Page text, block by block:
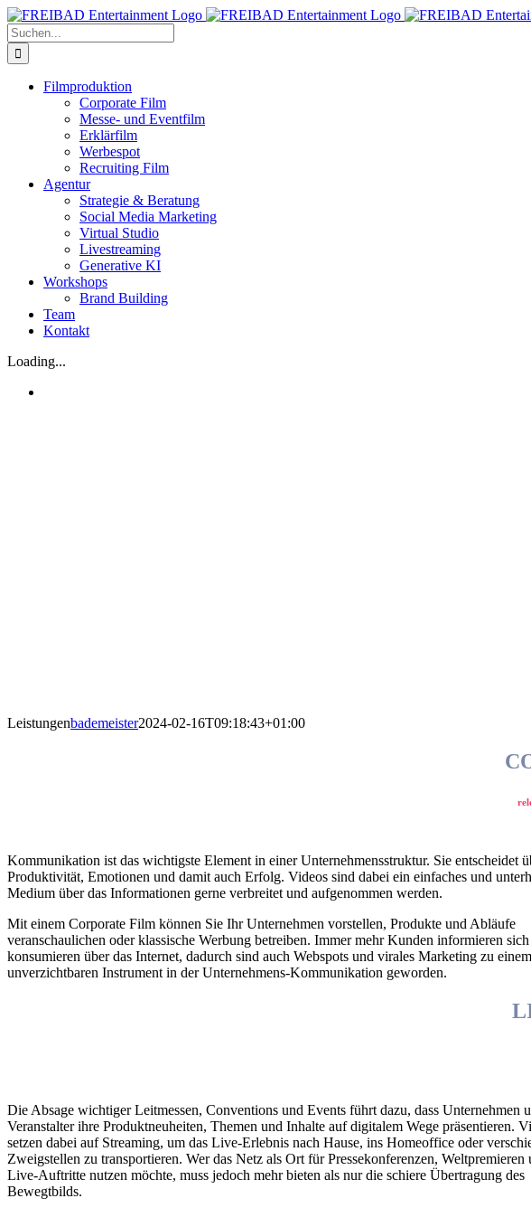
Zum
Inhalt
springen
Suche
nach:
Filmproduktion
Corporate Film
Messe- und Eventfilm
Erklärfilm
Werbespot
Recruiting Film
Agentur
Strategie & Beratung
Social Media Marketing
Virtual Studio
Livestreaming
Generative KI
Workshops
Brand Building
Team
Kontakt
Loading...
Leistungenbademeister2024-02-16T09:18:43+01:00
Kommunikation ist das wichtigste Element in einer Unternehmensstruktur. Sie entscheidet
Produktivität, Emotionen und damit auch Erfolg. Videos sind dabei ein einfaches und
Medium über das Informationen gerne verbreitet und aufgenommen werden.
Mit einem Corporate Film können Sie Ihr Unternehmen vorstellen, Produkte und Abläufe
veranschaulichen oder klassische Werbung betreiben. Immer mehr Kunden informieren
konsumieren über das Internet, dadurch sind auch Webspots und virales Marketing zu einem
unverzichtbaren Instrument in der Unternehmens-Kommunikation geworden.
Die Absage wichtiger Leitmessen, Conventions und Events führt dazu, dass Unternehmen
Veranstalter ihre Produktneuheiten, Themen und Inhalte auf digitalem Wege präsentieren.
setzen dabei auf Streaming, um das Live-Erlebnis nach Hause, ins Homeoffice oder
Zweigstellen zu transportieren. Wer das Netz als Ort für Pressekonferenzen, Weltpremieren
Live-Auftritte nutzen möchte, muss jedoch mehr bieten als nur die schiere Übertragung des
Bewegtbilds.